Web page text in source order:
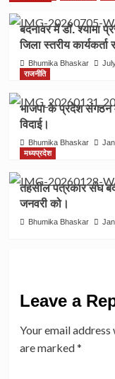
बदनावर में डॉ. श्यामा
जिला स्तरीय
Bhumika Bhaskar
राजनीति
भाजपा के प्रदेश संगठन
विदाई।
Bhumika Bhaskar
मध्यप्रदेश
तहसील पत्रकार संघ
जनवरी को।
Bhumika Bhaskar
Leave a
Your email
are marked*